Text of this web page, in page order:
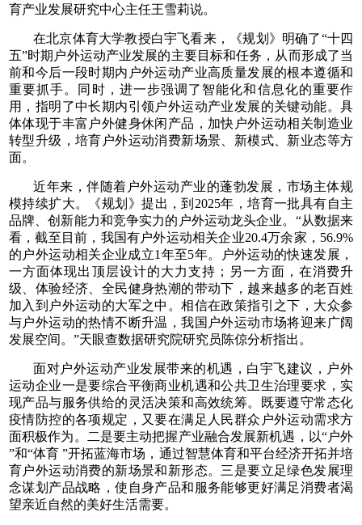
育产业发展研究中心主任王雪莉说。
在北京体育大学教授白宇飞看来，《规划》明确了“十四
五”时期户外运动产业发展的主要目标和任务，从而形成了当
前和今后一段时期内户外运动产业高质量发展的根本遵循和
重要抓手。同时，进一步强调了智能化和信息化的重要作
用，指明了中长期内引领户外运动产业发展的关键动能。具
体体现于丰富户外健身休闲产品，加快户外运动相关制造业
转型升级，培育户外运动消费新场景、新模式、新业态等方
面。
近年来，伴随着户外运动产业的蓬勃发展，市场主体规
模持续扩大。《规划》提出，到2025年，培育一批具有自主
品牌、创新能力和竞争实力的户外运动龙头企业。“从数据来
看，截至目前，我国有户外运动相关企业20.4万余家，56.9%
的户外运动相关企业成立1年至5年。户外运动的快速发展，
一方面体现出顶层设计的大力支持；另一方面，在消费升
级、体验经济、全民健身热潮的带动下，越来越多的老百姓
加入到户外运动的大军之中。相信在政策指引之下，大众参
与户外运动的热情不断升温，我国户外运动市场将迎来广阔
发展空间。”天眼查数据研究院研究员陈倞分析指出。
面对户外运动产业发展带来的机遇，白宇飞建议，户外
运动企业一是要综合平衡商业机遇和公共卫生治理要求，实
现产品与服务供给的灵活决策和高效统筹。既要遵守常态化
疫情防控的各项规定，又要在满足人民群众户外运动需求方
面积极作为。二是要主动把握产业融合发展新机遇，以“户外
”和“体育 ”开拓蓝海市场，通过智慧体育和平台经济开拓并培
育户外运动消费的新场景和新形态。三是要立足绿色发展理
念谋划产品战略，使自身产品和服务能够更好满足消费者渴
望亲近自然的美好生活需要。